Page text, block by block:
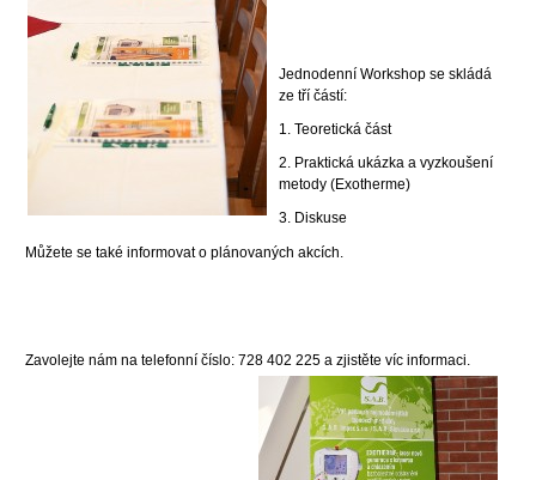
Jednodenní Workshop se skládá
ze tří částí:
1. Teoretická část
2. Praktická ukázka a vyzkoušení
metody (Exotherme)
3. Diskuse
Můžete se také informovat o plánovaných akcích.
Zavolejte nám na telefonní číslo: 728 402 225 a zjistěte víc informaci.